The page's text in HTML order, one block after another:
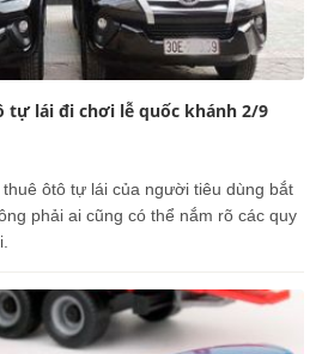
lái đi chơi lễ quốc khánh 2/9
ôtô tự lái của người tiêu dùng bắt
phải ai cũng có thể nắm rõ các quy